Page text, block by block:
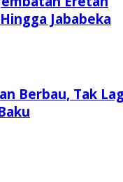
Jababeka
Berbau, Tak